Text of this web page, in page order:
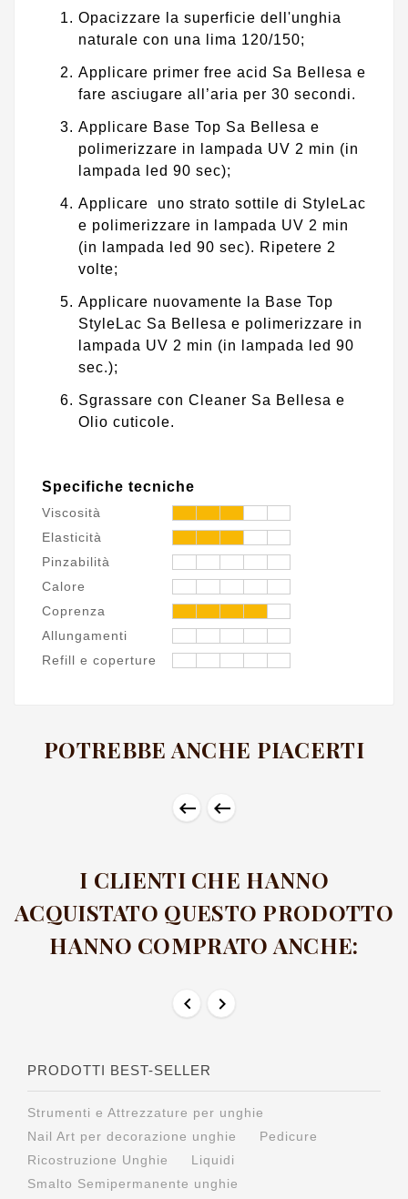
Opacizzare la superficie dell'unghia
naturale con una lima 120/150;
Applicare primer free acid Sa Bellesa e
fare asciugare all’aria per 30 secondi.
Applicare Base Top Sa Bellesa e
polimerizzare in lampada UV 2 min (in
lampada led 90 sec);
Applicare uno strato sottile di StyleLac
e polimerizzare in lampada UV 2 min
(in lampada led 90 sec). Ripetere 2
volte;
Applicare nuovamente la Base Top
StyleLac Sa Bellesa e polimerizzare in
lampada UV 2 min (in lampada led 90
sec.);
Sgrassare con Cleaner Sa Bellesa e
Olio cuticole.
Specifiche tecniche
Viscosità
Elasticità
Pinzabilità
Calore
Coprenza
Allungamenti
Refill e coperture
POTREBBE ANCHE PIACERTI
 
I CLIENTI CHE HANNO
ACQUISTATO QUESTO PRODOTTO
HANNO COMPRATO ANCHE:
 
PRODOTTI BEST-SELLER
Strumenti e Attrezzature per unghie
Nail Art per decorazione unghie
Pedicure
Ricostruzione Unghie
Liquidi
Smalto Semipermanente unghie